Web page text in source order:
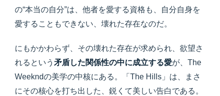
の“本当の自分”は、他者を愛する資格も、自分自身を
愛することもできない、壊れた存在なのだ。
にもかかわらず、その壊れた存在が求められ、欲望さ
れるという 矛盾した関係性の中に成立する愛が、The
Weekndの美学の中核にある。「The Hills」は、まさ
にその核心を打ち出した、鋭くて美しい告白である。